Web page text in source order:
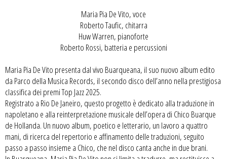
Maria Pia De Vito, voce
Roberto Taufic, chitarra
Huw Warren, pianoforte
Roberto Rossi, batteria e percussioni
Maria Pia De Vito presenta dal vivo Buarqueana, il suo nuovo album edito
da Parco della Musica Records, il secondo disco dell’anno nella prestigiosa
classifica dei premi Top Jazz 2025.
Registrato a Rio De Janeiro, questo progetto è dedicato alla traduzione in
napoletano e alla reinterpretazione musicale dell’opera di Chico Buarque
de Hollanda. Un nuovo album, poetico e letterario, un lavoro a quattro
mani, di ricerca del repertorio e affinamento delle traduzioni, seguito
passo a passo insieme a Chico, che nel disco canta anche in due brani.